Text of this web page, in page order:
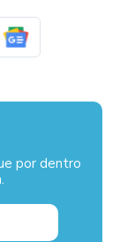
por dentro